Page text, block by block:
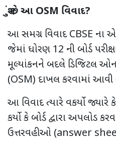
શું છે આ OSM વિવાદ?
આ સમગ્ર વિવાદ CBSE ના
જેમાં ધોરણ 12 ની બોર્ડ
મૂલ્યાંકનને બદલે ડિજિટલ ઓન-
(OSM) દાખલ કરવામાં આવી
આ વિવાદ ત્યારે વકર્યો જ્યારે
કર્યો કે બોર્ડ દ્વારા અપલોડ
ઉત્તરવહીઓ (answer